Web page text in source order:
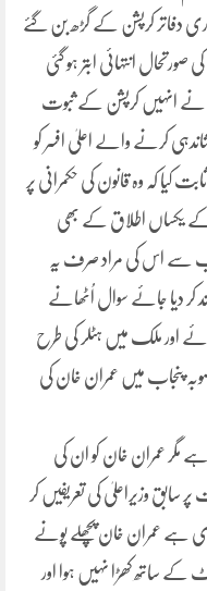
دفاتر کرپشن کے گڑھ بن گئے
صورتحال انتہائی ابتر ہو گئی
نے انہیں کرپشن کے ثبوت
کرنے والے اعلیٰ افسر کو
کیا کہ وہ قانون کی حکمرانی پر
کے یکساں اطلاق کے بھی
سے اس کی مراد صرف یہ
کر دیا جائے سوال اُٹھانے
اور ملک میں ہٹلر کی طرح
پنجاب میں عمران خان کی
ہے مگر عمران خان کو ان کی
سابق وزیراعلیٰ کی تعریفیں کر
ہے عمران خان پچھلے پونے
کے ساتھ کھڑا نہیں ہوا اور